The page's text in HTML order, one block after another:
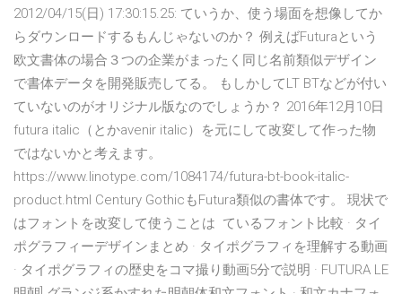
2012/04/15(日) 17:30:15.25: ていうか、使う場面を想像してか
らダウンロードするもんじゃないのか？ 例えばFuturaという
欧文書体の場合３つの企業がまったく同じ名前類似デザイン
で書体データを開発販売してる。 もしかしてLT BTなどが付い
ていないのがオリジナル版なのでしょうか？ 2016年12月10日
futura italic（とかavenir italic）を元にして改変して作った物
ではないかと考えます。
https://www.linotype.com/1084174/futura-bt-book-italic-
product.html Century GothicもFutura類似の書体です。 現状で
はフォントを改変して使うことは ているフォント比較 · タイ
ポグラフィーデザインまとめ · タイポグラフィを理解する動画
· タイポグラフィの歴史をコマ撮り動画5分で説明 · FUTURA LE